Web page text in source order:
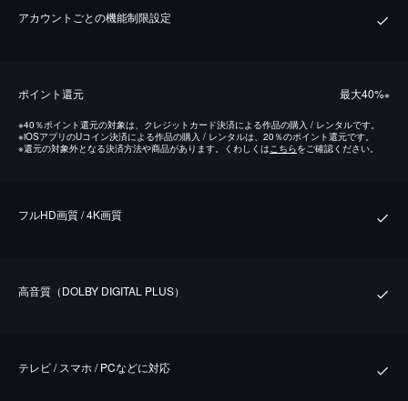
アカウントごとの機能制限設定
ポイント還元 最⼤40%※
※40％ポイント還元の対象は、クレジットカード決済による作品の購入 / レンタルです。
※iOSアプリのUコイン決済による作品の購入 / レンタルは、20％のポイント還元です。
※還元の対象外となる決済方法や商品があります。くわしくはこちらをご確認ください。
フルHD画質 / 4K画質
⾼⾳質（DOLBY DIGITAL PLUS）
テレビ / スマホ / PCなどに対応